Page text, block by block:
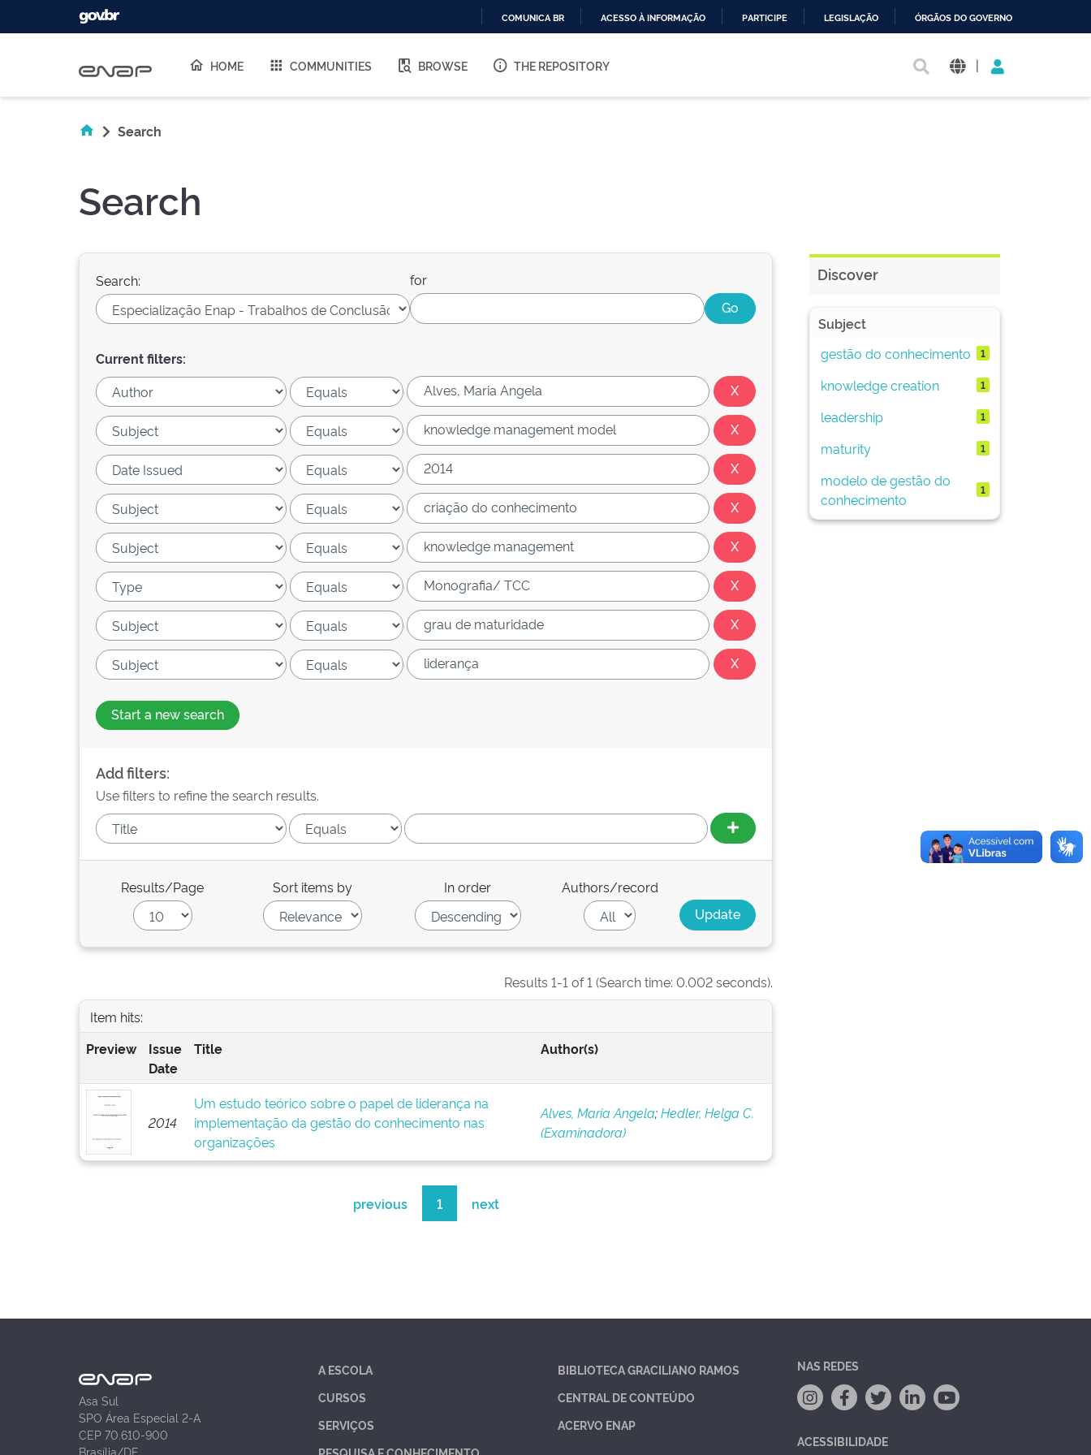
O
COMUNICA BR ACESSO À INFORMAÇÃO PARTICIPE LEGISLAÇÃO ÓRGÃOS DO GOVERNO
HOME COMMUNITIES BROWSE THE REPOSITORY |
Search
Search
Search: for
Current filters:
Start a new search
Add filters:
Use filters to refine the search results.
Results/Page Sort items by In order Authors/record
Results 1-1 of 1 (Search time: 0.002 seconds).
Item hits:
Preview
Issue
Date
Title Author(s)
2014
Um estudo teórico sobre o papel de liderança na
implementação da gestão do conhecimento nas
organizações
Alves, Maria Angela;Hedler, Helga C.
(Examinadora)
previous 1 next
Discover
Subject
gestão do conhecimento
1
knowledge creation 1
leadership 1
maturity 1
modelo de gestão do
conhecimento
1
Asa Sul
SPO Área Especial 2-A
CEP 70.610-900
Brasília/DF
A ESCOLA
CURSOS
SERVIÇOS
BIBLIOTECA GRACILIANO RAMOS
CENTRAL DE CONTEÚDO
ACERVO ENAP
NAS REDES
ACESSIBILIDADE